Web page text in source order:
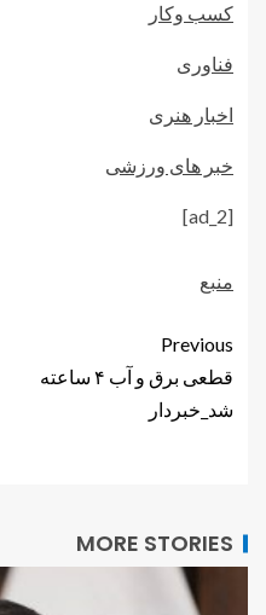
کسب وکار
فناوری
اخبار هنری
خبر های ورزشی
[ad_2]
منبع
Previous
قطعی برق و آب ۴ ساعته
شد_خبردار
MORE STORIES